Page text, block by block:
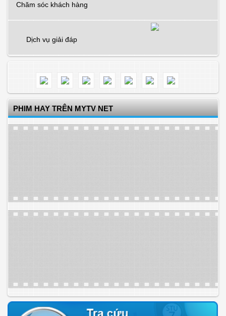
Chăm sóc khách hàng
Dịch vụ giải đáp
PHIM HAY TRÊN MYTV NET